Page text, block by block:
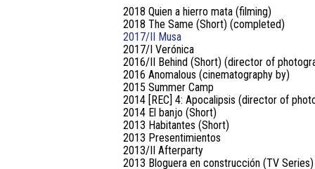
2018 Quien a hierro mata (filming)
2018 The Same (Short) (completed)
2017/II Musa
2017/I Verónica
2016/II Behind (Short) (director of
2016 Anomalous (cinematography by)
2015 Summer Camp
2014 [REC] 4: Apocalipsis (director of
2014 El banjo (Short)
2013 Habitantes (Short)
2013 Presentimientos
2013/II Afterparty
2013 Bloguera en construcción (TV Series)